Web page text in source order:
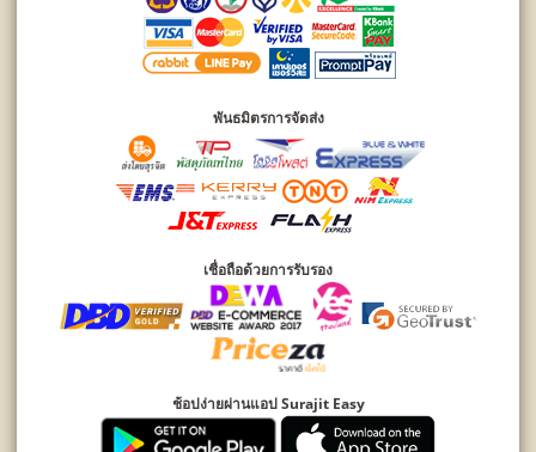
พันธมิตรการจัดส่ง
เชื่อถือด้วยการรับรอง
ช้อปง่ายผ่านแอป Surajit Easy